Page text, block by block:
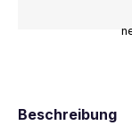
Beschreibung